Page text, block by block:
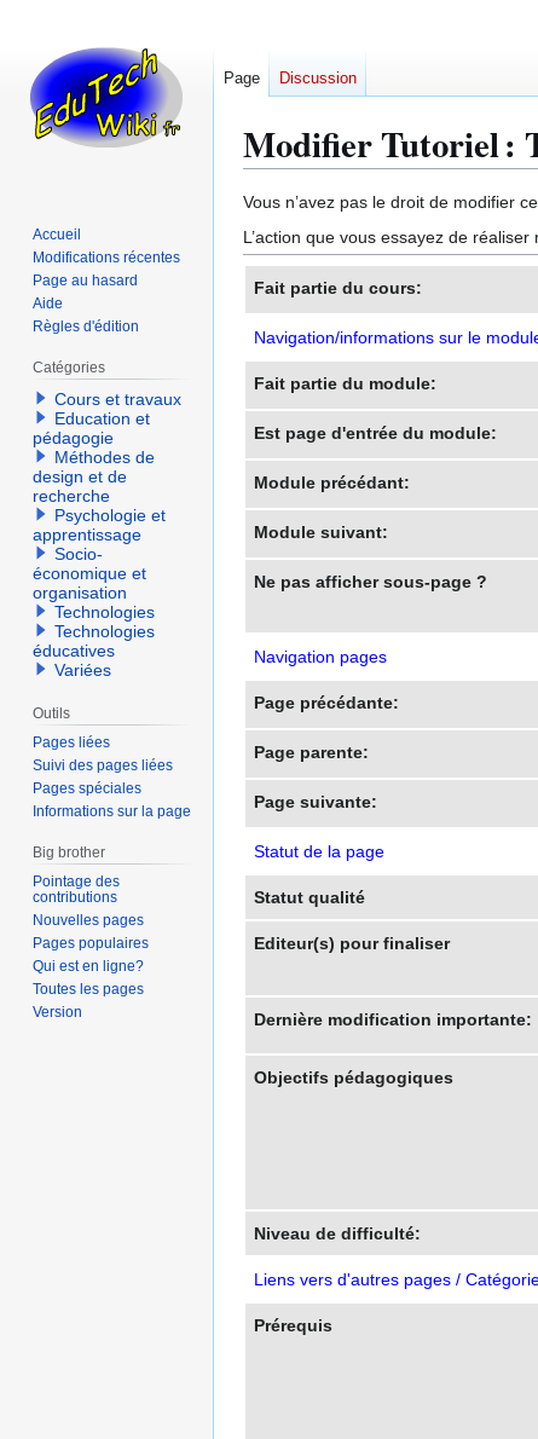
Modifier Tutoriel :
Aller
à
la
navigation
Aller
à
la
recherche
Vous n’avez pas le droit de modifier
L’action que vous essayez de
Fait partie du cours:
Navigation/informations sur le
Fait partie du module:
Est page d'entrée du module:
Module précédant:
Module suivant:
Ne pas afficher sous-page ?
Navigation pages
Page précédante:
Page parente:
Page suivante:
Statut de la page
Statut qualité
Editeur(s) pour finaliser
Dernière modification importante:
Objectifs pédagogiques
Niveau de difficulté:
Liens vers d'autres pages /
Prérequis
Page Discussion
Accueil
Modifications récentes
Page au hasard
Aide
Règles d'édition
Catégories
Cours et travaux
Education et
pédagogie
Méthodes de
design et de
recherche
Psychologie et
apprentissage
Socio-
économique et
organisation
Technologies
Technologies
éducatives
Variées
Outils
Pages liées
Suivi des pages liées
Pages spéciales
Informations sur la page
Big brother
Pointage des
contributions
Nouvelles pages
Pages populaires
Qui est en ligne?
Toutes les pages
Version